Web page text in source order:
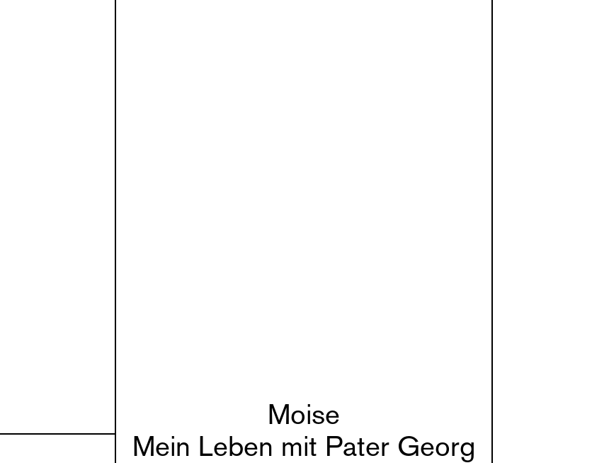
Moise
Mein Leben mit Pater Georg